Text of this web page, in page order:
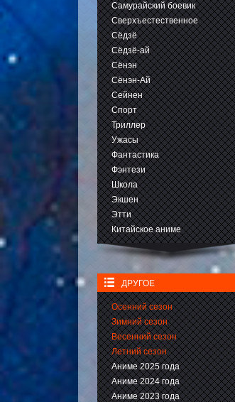
Самурайский боевик
Сверхъестественное
Сёдзё
Сёдзё-ай
Сёнэн
Сёнэн-Ай
Сейнен
Спорт
Триллер
Ужасы
Фантастика
Фэнтези
Школа
Экшен
Этти
Китайское аниме
ДРУГОЕ
Осенний сезон
Зимний сезон
Весенний сезон
Летний сезон
Аниме 2025 года
Аниме 2024 года
Аниме 2023 года